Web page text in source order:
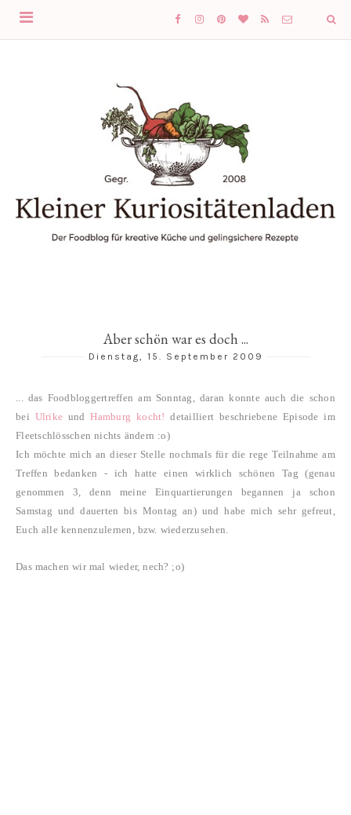
Aber schön war es doch ...
Dienstag, 15. September 2009
... das Foodbloggertreffen am Sonntag, daran konnte auch die schon
bei Ulrike undHamburg kocht! detailliert beschriebene Episode im
Fleetschlösschen nichts ändern :o)
Ich möchte mich an dieser Stelle nochmals für die rege Teilnahme am
Treffen bedanken - ich hatte einen wirklich schönen Tag (genau
genommen 3, denn meine Einquartierungen begannen ja schon
Samstag und dauerten bis Montag an) und habe mich sehr gefreut,
Euch alle kennenzulernen, bzw. wiederzusehen.
Das machen wir mal wieder, nech? ;o)